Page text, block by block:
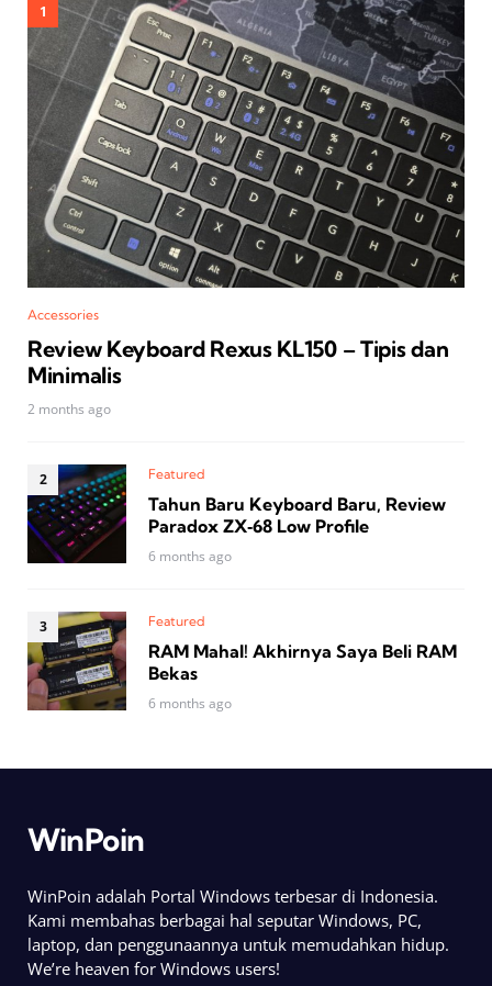
Accessories
Review Keyboard Rexus KL150 – Tipis dan
Minimalis
2 months ago
Featured
Tahun Baru Keyboard Baru, Review
Paradox ZX‑68 Low Profile
6 months ago
Featured
RAM Mahal! Akhirnya Saya Beli RAM
Bekas
6 months ago
WinPoin
WinPoin adalah Portal Windows terbesar di Indonesia.
Kami membahas berbagai hal seputar Windows, PC,
laptop, dan penggunaannya untuk memudahkan hidup.
We’re heaven for Windows users!